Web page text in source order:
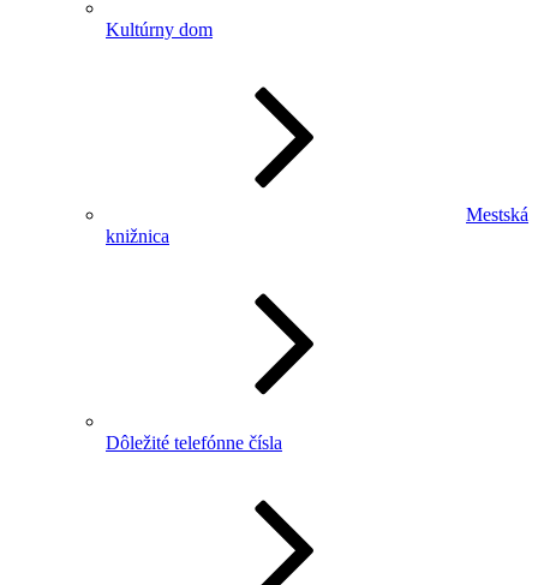
Kultúrny dom
Mestská
knižnica
Dôležité telefónne čísla